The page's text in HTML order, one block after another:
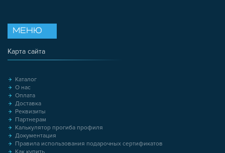
МЕНЮ
Карта сайта
Каталог
О нас
Оплата
Доставка
Реквизиты
Партнерам
Калькулятор прогиба профиля
Документация
Правила использования подарочных сертификатов